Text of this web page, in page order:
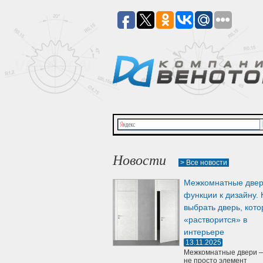
Новости > Все новости
Межкомнатные
функции к дизайну.
выбрать дверь,
«растворится» в
интерьере
13.11.2025
Межкомнатные двери
не просто элемент